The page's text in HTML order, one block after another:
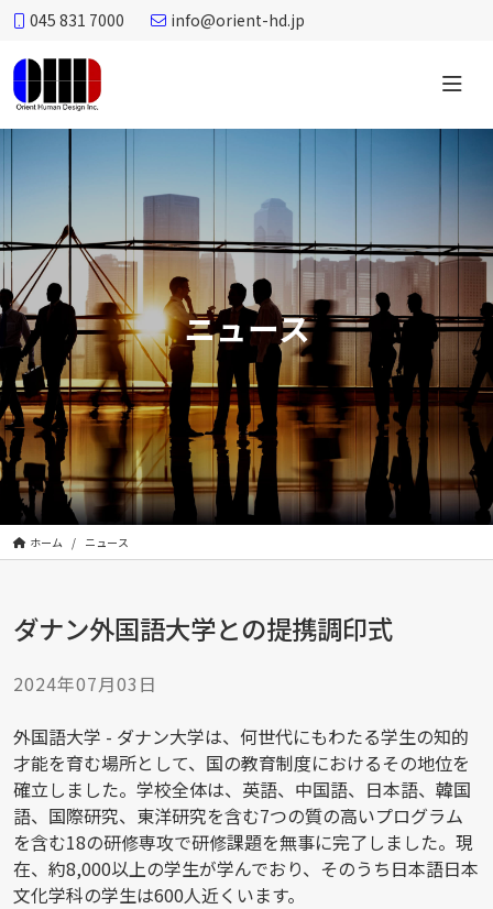
045 831 7000 info@orient-hd.jp
オ
ヒ
ュ
ー
マ
ン
デ
ザ
イ
ン
株
式
会
|
Human
Incorporated
ニュース
ホーム ニュース
ダナン外国語大学との提携調印式
2024年07月03日
外国語大学 - ダナン大学は、何世代にもわたる学生の知的
才能を育む場所として、国の教育制度におけるその地位を
確立しました。学校全体は、英語、中国語、日本語、韓国
語、国際研究、東洋研究を含む7つの質の高いプログラム
を含む18の研修専攻で研修課題を無事に完了しました。現
在、約8,000以上の学生が学んでおり、そのうち日本語日本
文化学科の学生は600人近くいます。